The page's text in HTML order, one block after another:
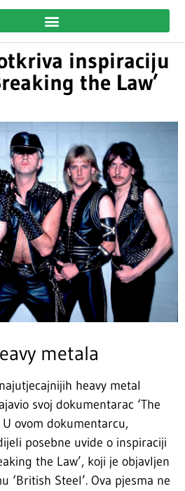
inspiraciju
the Law’
metala
heavy metal
svoj dokumentarac ‘The
U ovom dokumentarcu,
posebne uvide o inspiraciji
the Law’, koji je objavljen
‘British Steel’. Ova pjesma ne